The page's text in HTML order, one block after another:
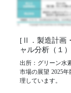
[Ⅱ．製造計画
ャル分析（１
出所：グリーン水
市場の展望 2025
理しています。